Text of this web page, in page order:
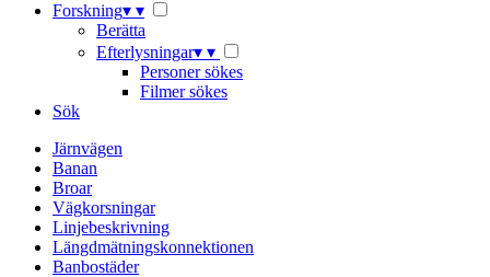
Forskning▾ ▾
Berätta
Efterlysningar▾ ▾
Personer sökes
Filmer sökes
Sök
Järnvägen
Banan
Broar
Vägkorsningar
Linjebeskrivning
Längdmätningskonnektionen
Banbostäder